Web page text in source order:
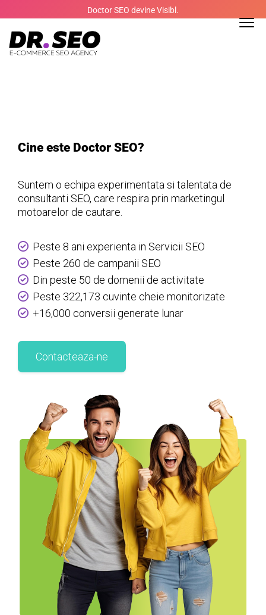
to
content
Doctor SEO devine Visibl.
Cine este Doctor SEO?
Suntem o echipa experimentata si talentata de
consultanti SEO, care respira prin marketingul
motoarelor de cautare.
Peste 8 ani experienta in Servicii SEO
Peste 260 de campanii SEO
Din peste 50 de domenii de activitate
Peste 322,173 cuvinte cheie monitorizate
+16,000 conversii generate lunar
Contacteaza-ne